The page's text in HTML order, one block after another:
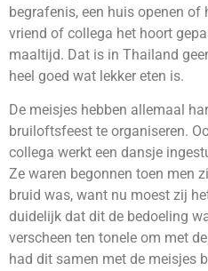
begrafenis, een huis openen of
vriend of collega het hoort
maaltijd. Dat is in Thailand
heel goed wat lekker eten is.
De meisjes hebben allemaal
bruiloftsfeest te organiseren.
collega werkt een dansje
Ze waren begonnen toen men
bruid was, want nu moest zij
duidelijk dat dit de bedoeling
verscheen ten tonele om met
had dit samen met de meisjes